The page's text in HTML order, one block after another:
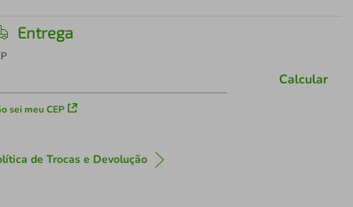
Entrega
sei meu CEP
Calcular
de Trocas e Devolução